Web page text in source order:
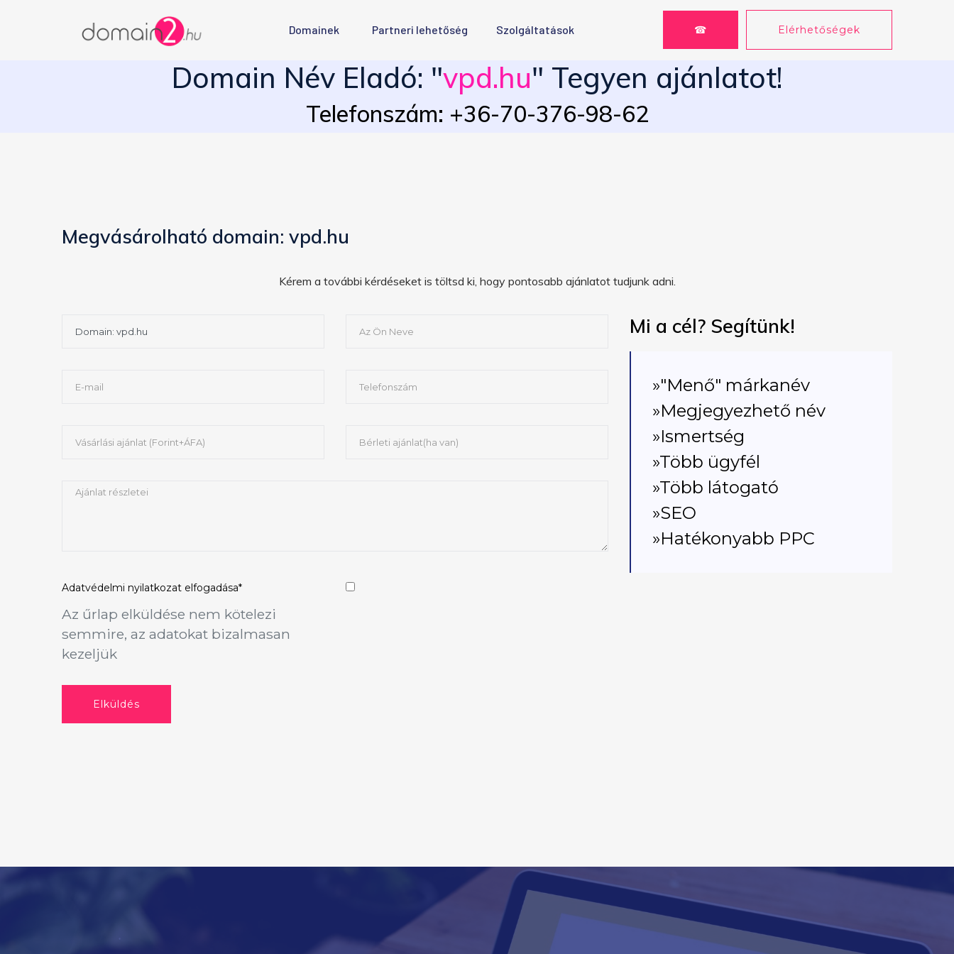
Domainek Partneri lehetőség Szolgáltatások ☎ Elérhetőségek
Domain Név Eladó: "vpd.hu" Tegyen ajánlatot!
Telefonszám: +36-70-376-98-62
Megvásárolható domain: vpd.hu
Kérem a további kérdéseket is töltsd ki, hogy pontosabb ajánlatot tudjunk adni.
Adatvédelmi nyilatkozat elfogadása*
Az űrlap elküldése nem kötelezi
semmire, az adatokat bizalmasan
kezeljük
Elküldés
Mi a cél? Segítünk!
»"Menő" márkanév
»Megjegyezhető név
»Ismertség
»Több ügyfél
»Több látogató
»SEO
»Hatékonyabb PPC